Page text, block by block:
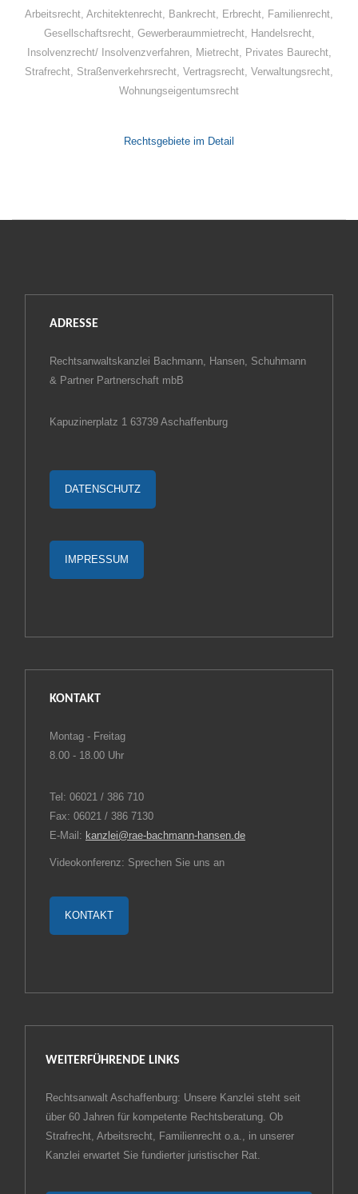
Arbeitsrecht, Architektenrecht, Bankrecht, Erbrecht, Familienrecht,
Gesellschaftsrecht, Gewerberaummietrecht, Handelsrecht,
Insolvenzrecht/ Insolvenzverfahren, Mietrecht, Privates Baurecht,
Strafrecht, Straßenverkehrsrecht, Vertragsrecht, Verwaltungsrecht,
Wohnungseigentumsrecht
Rechtsgebiete im Detail
ADRESSE
Rechtsanwaltskanzlei Bachmann, Hansen, Schuhmann
& Partner Partnerschaft mbB
Kapuzinerplatz 1 63739 Aschaffenburg
DATENSCHUTZ
IMPRESSUM
KONTAKT
Montag - Freitag
8.00 - 18.00 Uhr
Tel: 06021 / 386 710
Fax: 06021 / 386 7130
E-Mail: kanzlei@rae-bachmann-hansen.de
Videokonferenz: Sprechen Sie uns an
KONTAKT
WEITERFÜHRENDE LINKS
Rechtsanwalt Aschaffenburg: Unsere Kanzlei steht seit
über 60 Jahren für kompetente Rechtsberatung. Ob
Strafrecht, Arbeitsrecht, Familienrecht o.a., in unserer
Kanzlei erwartet Sie fundierter juristischer Rat.